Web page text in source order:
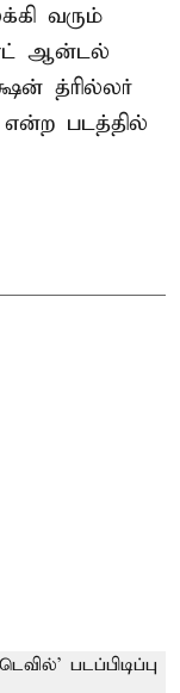
வரும்
ஆன்டல்
த்ரில்லர்
படத்தில்